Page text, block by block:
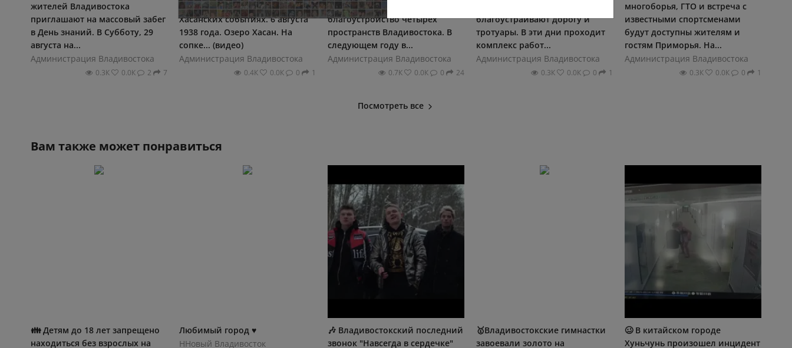
жителей Владивостока
приглашают на массовый забег
в День знаний. В Субботу, 29
августа на...
Администрация Владивостока
0.3К 0.0К 2 7
сняли клип в память о
Хасанских событиях. 6 августа
1938 года. Озеро Хасан. На
сопке... (видео)
Администрация Владивостока
0.4К 0.0К 0 1
чтобы повлиять на
благоустройство четырех
пространств Владивостока. В
следующем году в...
Администрация Владивостока
0.7К 0.0К 0 24
благоустраивают дорогу и
тротуары. В эти дни проходит
комплекс работ...
Администрация Владивостока
0.3К 0.0К 0 1
многоборья, ГТО и встреча с
известными спортсменами
будут доступны жителям и
гостям Приморья. На...
Администрация Владивостока
0.3К 0.0К 0 1
Посмотреть все
Вам также может понравиться
👪 Детям до 18 лет запрещено
находиться без взрослых на
Любимый город ♥️
ННовый Владивосток
🎶 Владивостокский последний
звонок "Навсегда в сердечке"
🥇Владивостокские гимнастки
завоевали золото на
🥴 В китайском городе
Хуньчунь произошел инцидент